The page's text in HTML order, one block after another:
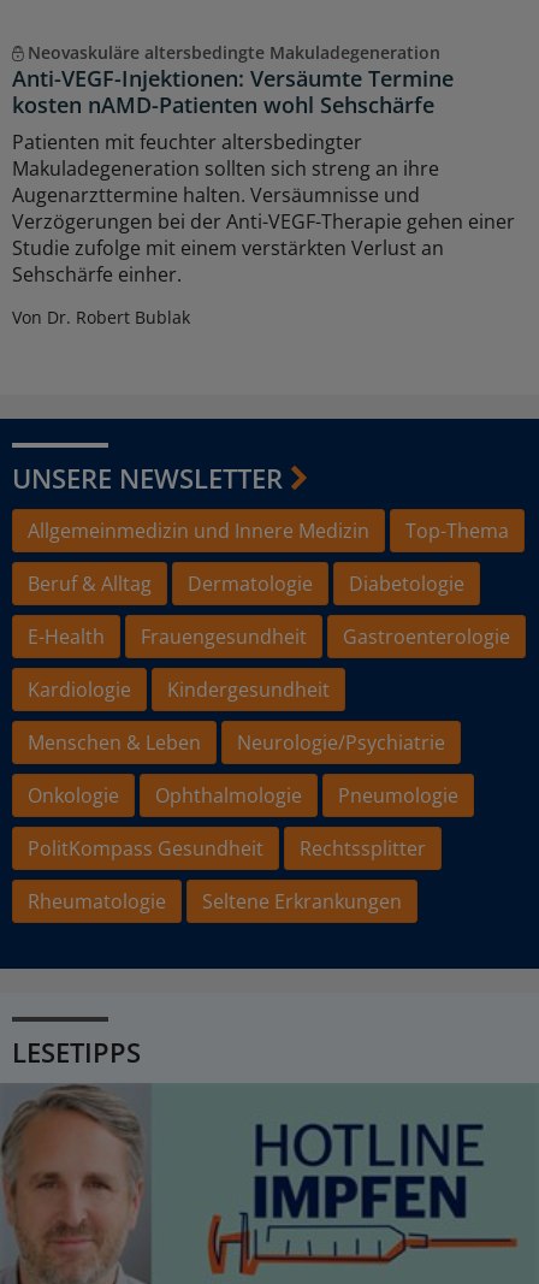
Neovaskuläre altersbedingte Makuladegeneration
Anti-VEGF-Injektionen: Versäumte Termine
kosten nAMD-Patienten wohl Sehschärfe
Patienten mit feuchter altersbedingter
Makuladegeneration sollten sich streng an ihre
Augenarzttermine halten. Versäumnisse und
Verzögerungen bei der Anti-VEGF-Therapie gehen einer
Studie zufolge mit einem verstärkten Verlust an
Sehschärfe einher.
Von Dr. Robert Bublak
UNSERE NEWSLETTER
Allgemeinmedizin und Innere Medizin
Top-Thema
Beruf & Alltag
Dermatologie
Diabetologie
E-Health
Frauengesundheit
Gastroenterologie
Kardiologie
Kindergesundheit
Menschen & Leben
Neurologie/Psychiatrie
Onkologie
Ophthalmologie
Pneumologie
PolitKompass Gesundheit
Rechtssplitter
Rheumatologie
Seltene Erkrankungen
LESETIPPS